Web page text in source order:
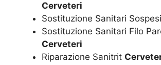
Cerveteri
Sostituzione Sanitari Sospesi
Sostituzione Sanitari Filo
Cerveteri
Riparazione Sanitrit